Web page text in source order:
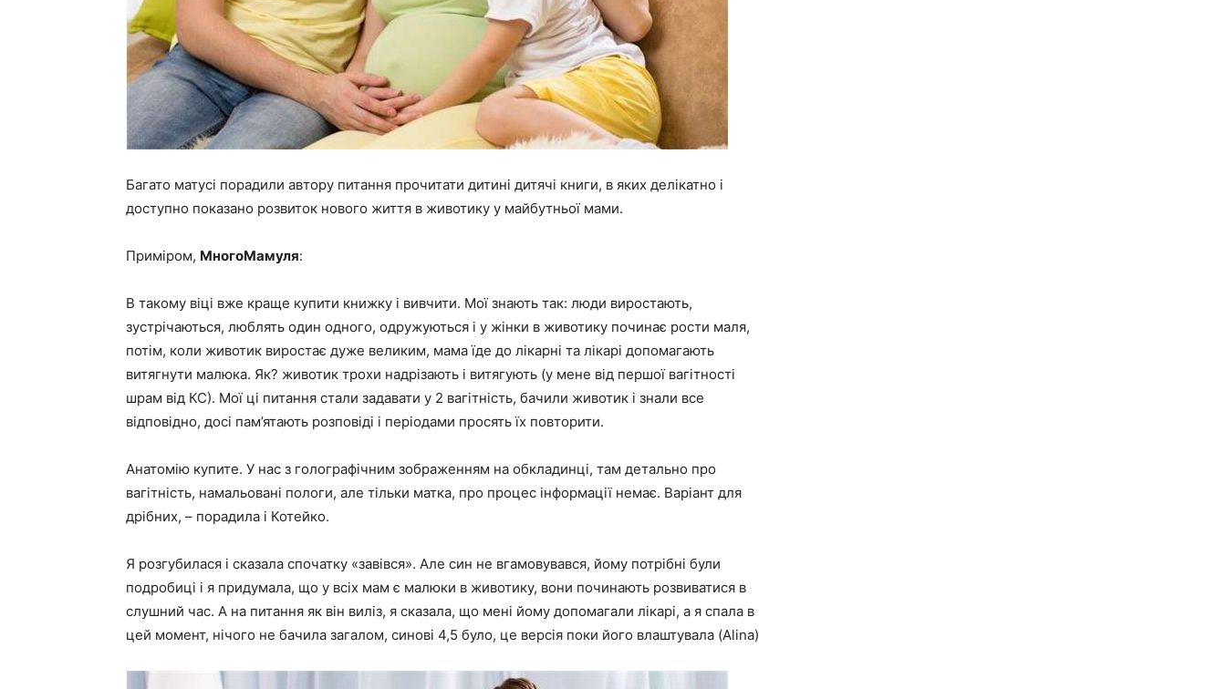
Багато матусі порадили автору питання прочитати дитині дитячі книги, в яких делікатно і
доступно показано розвиток нового життя в животику у майбутньої мами.
Приміром, МногоМамуля:
В такому віці вже краще купити книжку і вивчити. Мої знають так: люди виростають,
зустрічаються, люблять один одного, одружуються і у жінки в животику починає рости маля,
потім, коли животик виростає дуже великим, мама їде до лікарні та лікарі допомагають
витягнути малюка. Як? животик трохи надрізають і витягують (у мене від першої вагітності
шрам від КС). Мої ці питання стали задавати у 2 вагітність, бачили животик і знали все
відповідно, досі пам’ятають розповіді і періодами просять їх повторити.
Анатомію купите. У нас з голографічним зображенням на обкладинці, там детально про
вагітність, намальовані пологи, але тільки матка, про процес інформації немає. Варіант для
дрібних, – порадила і Котейко.
Я розгубилася і сказала спочатку «завівся». Але син не вгамовувався, йому потрібні були
подробиці і я придумала, що у всіх мам є малюки в животику, вони починають розвиватися в
слушний час. А на питання як він виліз, я сказала, що мені йому допомагали лікарі, а я спала в
цей момент, нічого не бачила загалом, синові 4,5 було, це версія поки його влаштувала (Alina)